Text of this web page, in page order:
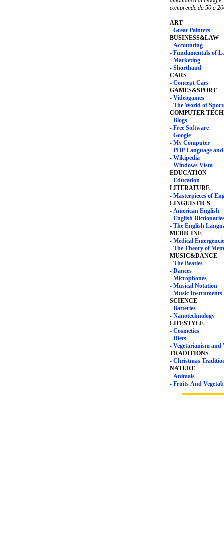
comprende da 50 a
ART
- Great Painters
BUSINESS&LAW
- Accounting
- Fundamentals of
- Marketing
- Shorthand
CARS
- Concept Cars
GAMES&SPORT
- Videogames
- The World of
COMPUTER
- Blogs
- Free Software
- Google
- My Computer
- Wikipedia
- Windows Vista
EDUCATION
- Education
LITERATURE
- Masterpieces of
LINGUISTICS
- American English
- English
- The English
MEDICINE
- Medical
- The Theory of
MUSIC&DANCE
- The Beatles
- Dances
- Microphones
- Musical Notation
- Music Instruments
SCIENCE
- Batteries
- Nanotechnology
LIFESTYLE
- Cosmetics
- Diets
-
TRADITIONS
- Christmas
NATURE
- Animals
- Fruits And